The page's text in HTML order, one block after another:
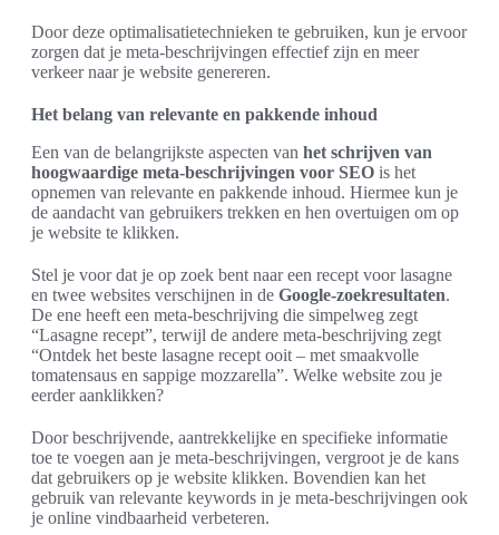
Door deze optimalisatietechnieken te gebruiken, kun je ervoor
zorgen dat je meta-beschrijvingen effectief zijn en meer
verkeer naar je website genereren.
Het belang van relevante en pakkende inhoud
Een van de belangrijkste aspecten van het schrijven van
hoogwaardige meta-beschrijvingen voor SEO is het
opnemen van relevante en pakkende inhoud. Hiermee kun je
de aandacht van gebruikers trekken en hen overtuigen om op
je website te klikken.
Stel je voor dat je op zoek bent naar een recept voor lasagne
en twee websites verschijnen in de Google-zoekresultaten.
De ene heeft een meta-beschrijving die simpelweg zegt
“Lasagne recept”, terwijl de andere meta-beschrijving zegt
“Ontdek het beste lasagne recept ooit – met smaakvolle
tomatensaus en sappige mozzarella”. Welke website zou je
eerder aanklikken?
Door beschrijvende, aantrekkelijke en specifieke informatie
toe te voegen aan je meta-beschrijvingen, vergroot je de kans
dat gebruikers op je website klikken. Bovendien kan het
gebruik van relevante keywords in je meta-beschrijvingen ook
je online vindbaarheid verbeteren.